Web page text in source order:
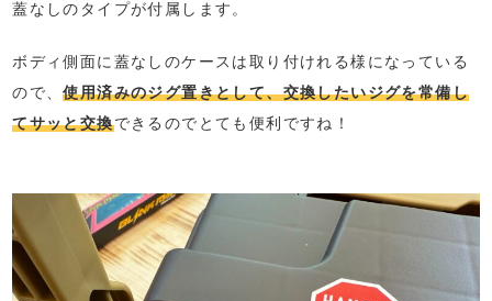
蓋なしのタイプが付属します。
ボディ側面に蓋なしのケースは取り付けれる様になっている
ので、使用済みのジグ置きとして、交換したいジグを常備し
てサッと交換できるのでとても便利ですね！